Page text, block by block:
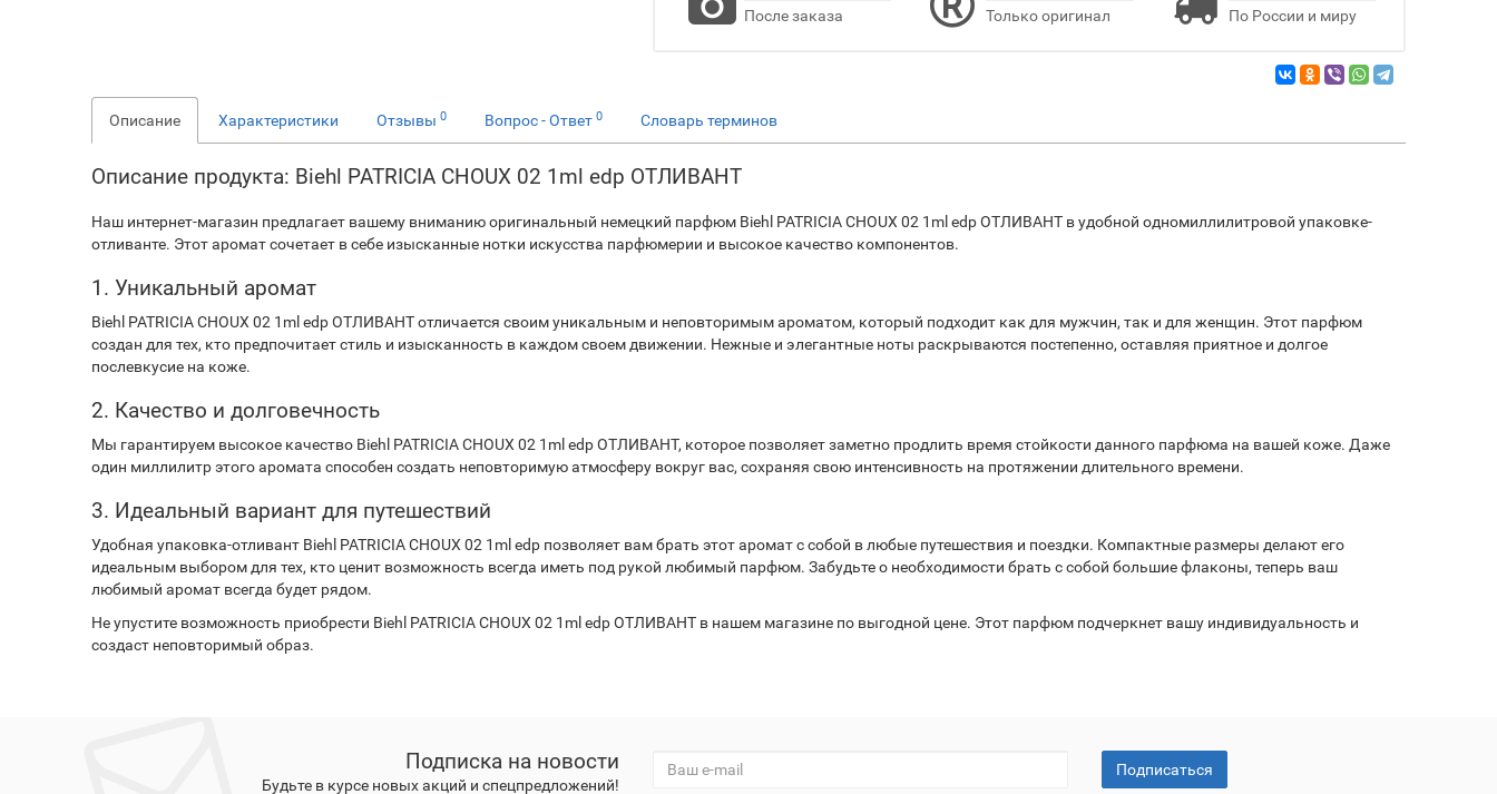
После заказа Только оригинал По России и миру
Описание Характеристики Отзывы0 Вопрос - Ответ0 Словарь терминов
Описание продукта: Biehl PATRICIA CHOUX 02 1ml edp ОТЛИВАНТ
Наш интернет-магазин предлагает вашему вниманию оригинальный немецкий парфюм Biehl PATRICIA CHOUX 02 1ml edp ОТЛИВАНТ в удобной одномиллилитровой упаковке-
отливанте. Этот аромат сочетает в себе изысканные нотки искусства парфюмерии и высокое качество компонентов.
1. Уникальный аромат
Biehl PATRICIA CHOUX 02 1ml edp ОТЛИВАНТ отличается своим уникальным и неповторимым ароматом, который подходит как для мужчин, так и для женщин. Этот парфюм
создан для тех, кто предпочитает стиль и изысканность в каждом своем движении. Нежные и элегантные ноты раскрываются постепенно, оставляя приятное и долгое
послевкусие на коже.
2. Качество и долговечность
Мы гарантируем высокое качество Biehl PATRICIA CHOUX 02 1ml edp ОТЛИВАНТ, которое позволяет заметно продлить время стойкости данного парфюма на вашей коже. Даже
один миллилитр этого аромата способен создать неповторимую атмосферу вокруг вас, сохраняя свою интенсивность на протяжении длительного времени.
3. Идеальный вариант для путешествий
Удобная упаковка-отливант Biehl PATRICIA CHOUX 02 1ml edp позволяет вам брать этот аромат с собой в любые путешествия и поездки. Компактные размеры делают его
идеальным выбором для тех, кто ценит возможность всегда иметь под рукой любимый парфюм. Забудьте о необходимости брать с собой большие флаконы, теперь ваш
любимый аромат всегда будет рядом.
Не упустите возможность приобрести Biehl PATRICIA CHOUX 02 1ml edp ОТЛИВАНТ в нашем магазине по выгодной цене. Этот парфюм подчеркнет вашу индивидуальность и
создаст неповторимый образ.
Подписка на новости
Будьте в курсе новых акций и спецпредложений!
Подписаться